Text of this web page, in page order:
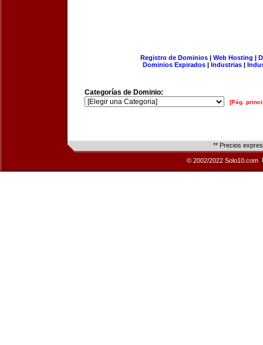
Registro de Dominios| Web Hosting |
Dominios Expirados | Industrias |
Categorías de Dominio:
[Pág.
** Precios
© 2002/2022 Solo10.com